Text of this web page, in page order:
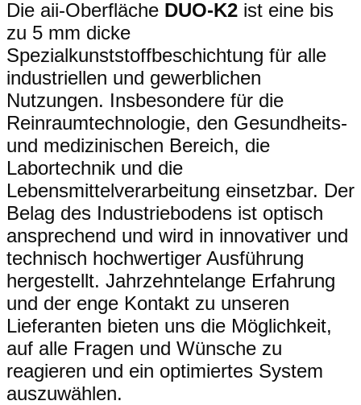
Die aii-Oberfläche DUO-K2 ist eine bis
zu 5 mm dicke
Spezialkunststoffbeschichtung für alle
industriellen und gewerblichen
Nutzungen. Insbesondere für die
Reinraumtechnologie, den Gesundheits-
und medizinischen Bereich, die
Labortechnik und die
Lebensmittelverarbeitung einsetzbar. Der
Belag des Industriebodens ist optisch
ansprechend und wird in innovativer und
technisch hochwertiger Ausführung
hergestellt. Jahrzehntelange Erfahrung
und der enge Kontakt zu unseren
Lieferanten bieten uns die Möglichkeit,
auf alle Fragen und Wünsche zu
reagieren und ein optimiertes System
auszuwählen.